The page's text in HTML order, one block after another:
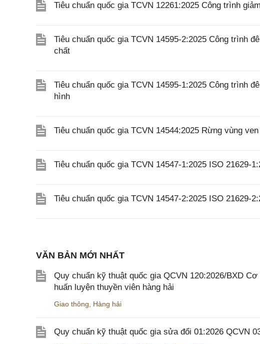
Tiêu chuẩn quốc gia TCVN 12261:2025 Công trình
Tiêu chuẩn quốc gia TCVN 14595-2:2025 Công trình
chất
Tiêu chuẩn quốc gia TCVN 14595-1:2025 Công trình
hình
Tiêu chuẩn quốc gia TCVN 14544:2025 Rừng vùng
Tiêu chuẩn quốc gia TCVN 14547-1:2025 ISO 21629-
Tiêu chuẩn quốc gia TCVN 14547-2:2025 ISO 21629-
VĂN BẢN MỚI NHẤT
Quy chuẩn kỹ thuật quốc gia QCVN 120:2026/BXD
huấn luyện thuyền viên hàng hải
Giao thông Hàng hải
Quy chuẩn kỹ thuật quốc gia sửa đổi 01:2026 QCVN